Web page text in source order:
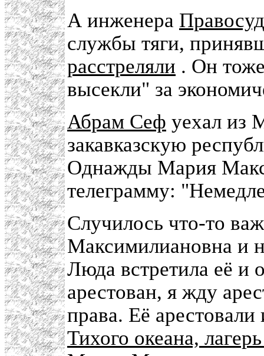
А инженера
службы тяги,
расстреляли . Он
высекли" за
Абрам Сеф уехал из
закавказскую
Однажды Мария
телеграмму:
Случилось что-то
Максимилиановна и
Люда встретила её и
арестован, я жду
права. Её
Тихого океана,